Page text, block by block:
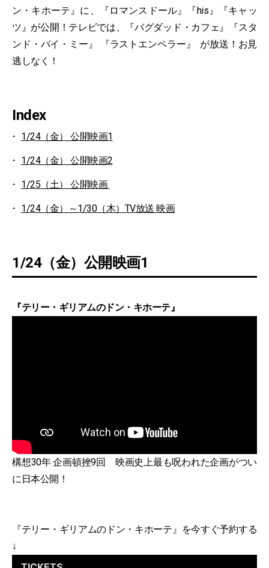
ン・キホーテ』に、『ロマンスドール』『his』『キャッ
ツ』が公開！テレビでは、『バグダッド・カフェ』『スタ
ンド・バイ・ミー』 『ラストエンペラー』 が放送！お見
逃しなく！
Index
1/24（金） 公開映画1
1/24（金） 公開映画2
1/25（土） 公開映画
1/24（金）～1/30（木）TV放送 映画
1/24（金）公開映画1
『テリー・ギリアムのドン・キホーテ』
構想30年 企画頓挫9回 映画史上最も呪われた企画がつい
に日本公開！
『テリー・ギリアムのドン・キホーテ』を今すぐ予約する
↓